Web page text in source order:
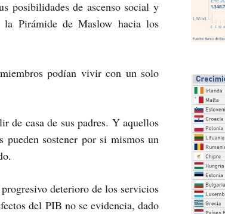
posibilidades de ascenso social y
la Pirámide de Maslow hacia los
podían vivir con un solo
de casa de sus padres. Y aquellos
sostener por si mismos un
deterioro de los servicios
del PIB no se evidencia, dado